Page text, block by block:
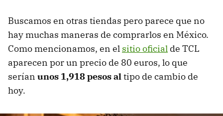
Buscamos en otras tiendas pero parece que no
hay muchas maneras de comprarlos en México.
Como mencionamos, en el sitio oficial de TCL
aparecen por un precio de 80 euros, lo que
serían unos 1,918 pesos altipo de cambio de
hoy.